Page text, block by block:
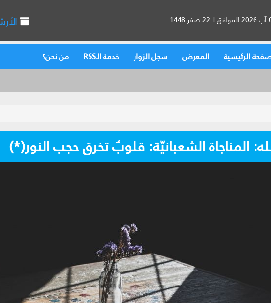
1448
الرئيسية المعرض سجل الزوار خدمة الـRSS من نحن؟
المناجاة الشعبانيّة: قلوبٌ تخرق حجب النور(*)